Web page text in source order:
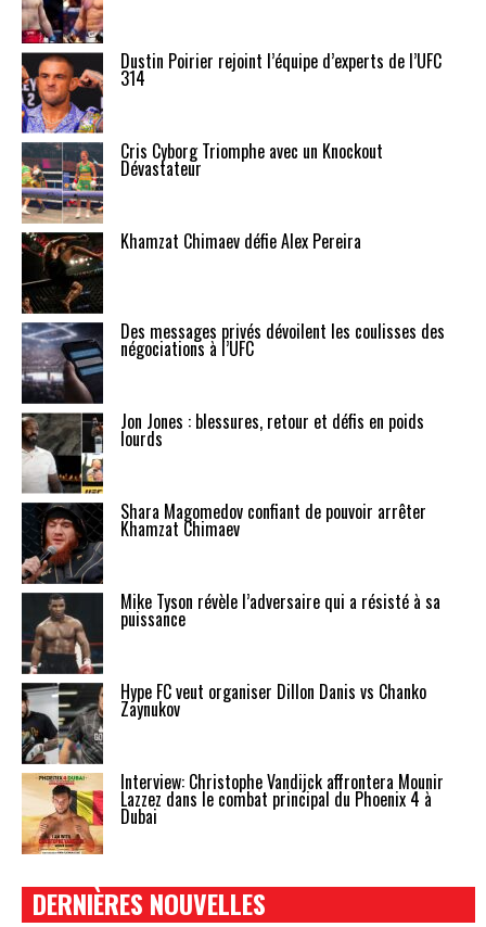
Dustin Poirier rejoint l’équipe d’experts de l’UFC
314
Cris Cyborg Triomphe avec un Knockout
Dévastateur
Khamzat Chimaev défie Alex Pereira
Des messages privés dévoilent les coulisses des
négociations à l’UFC
Jon Jones : blessures, retour et défis en poids
lourds
Shara Magomedov confiant de pouvoir arrêter
Khamzat Chimaev
Mike Tyson révèle l’adversaire qui a résisté à sa
puissance
Hype FC veut organiser Dillon Danis vs Chanko
Zaynukov
Interview: Christophe Vandijck affrontera Mounir
Lazzez dans le combat principal du Phoenix 4 à
Dubai
DERNIÈRES NOUVELLES